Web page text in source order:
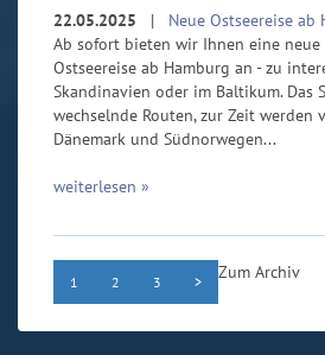
22.05.2025 | Neue Ostseereise ab
Ab sofort bieten wir Ihnen eine
Ostseereise ab Hamburg an - zu
Skandinavien oder im Baltikum. Das
wechselnde Routen, zur Zeit werden
Dänemark und Südnorwegen...
weiterlesen »
1 2 3 > Zum Archiv